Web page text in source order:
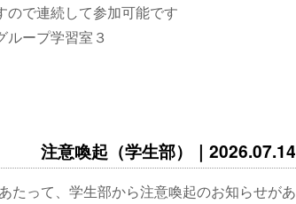
ので連続して参加可能です
ープ学習室３
注意喚起（学生部）｜2026.07.14
たって、学生部から注意喚起のお知らせがあ